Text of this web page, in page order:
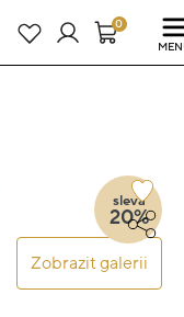
23 dní : 8h : 18m : 50s 0
Zobrazit galerii
sleva
20%